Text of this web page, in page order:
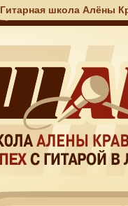
Гитарная школа Алёны